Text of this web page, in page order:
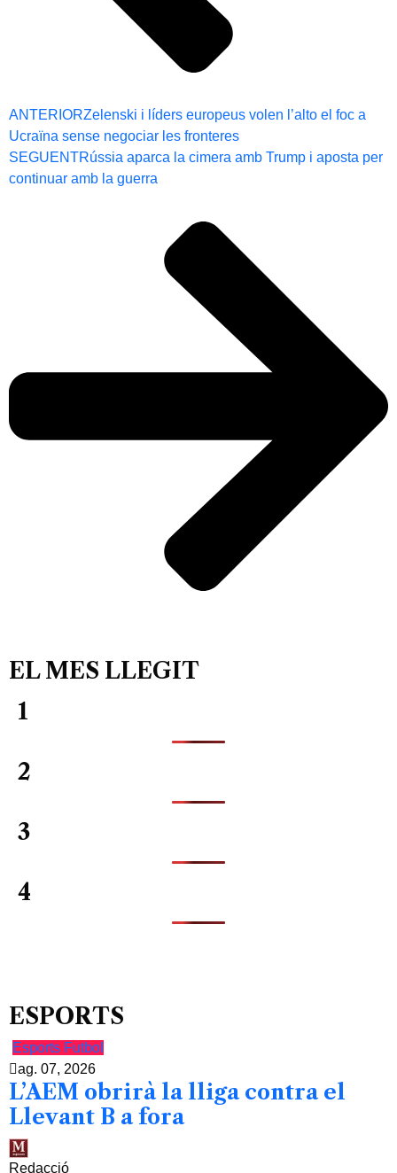
ANTERIORZelenski i líders europeus volen l’alto el foc a
Ucraïna sense negociar les fronteres
SEGUENTRússia aparca la cimera amb Trump i aposta per
continuar amb la guerra
EL MES LLEGIT
1
2
3
4
ESPORTS
Esports Futbol
ag. 07, 2026
L’AEM obrirà la lliga contra el
Llevant B a fora
Redacció